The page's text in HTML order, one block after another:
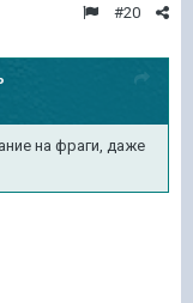
#20
на фраги, даже